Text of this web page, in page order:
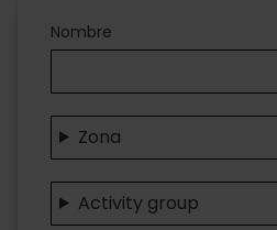
Nombre
Zona
Activity group